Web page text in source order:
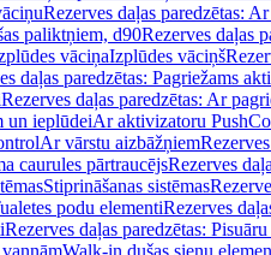
Rezerves daļas paredzētas:
paliktņiem, d90Rezerves daļas
vāciņaIzplūdes vāciņš
daļas paredzētas: Pagriežams
Rezerves daļas paredzētas: Ar
un ieplūdeiAr aktivizatoru
Ar vārstu aizbāžņiem
caurules pārtraucējsRezerves
Stiprināšanas sistēmas
podu elementiRezerves
Rezerves daļas paredzētas:
Walk-in dušas sienu